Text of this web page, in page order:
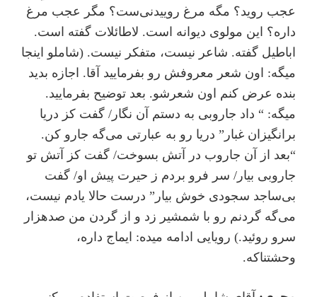
عجب روید؟ مگه مرغ روییدنی‌ست؟ مگر عجب مرغ
داره؟ این مولوی دیوانه است. لاطائلات گفته است.
اباطیل گفته. شاعر نیست، متفکر نیست. (شاملو اینجا
میگه: اون شعر معروفش رو بفرمایید آقا. اجازه بدید
بنده عرض کنم اون شعرشو. بعد توضیح بفرمایید.
میگه: “ داد جاروبی به دستم آن نگار/ گفت کز دریا
برانگیزان غبار” دریا رو به عبارتی می‌گه جارو کن.
“بعد از آن جاروب در آتش بسوخت/ گفت کز آتش تو
جاروبی بیار/ سر فرو بردم ز حیرت پیش او/ گفت
بی‌ساجد سجودی خوش بیار” درست حالا یادم نیست،
می‌گه گردنم رو با شمشیر زد و از گردن من صدهزار
سرو روئید.)‌ رویایی ادامه میده: ایماج داره،
وحشتناکه.